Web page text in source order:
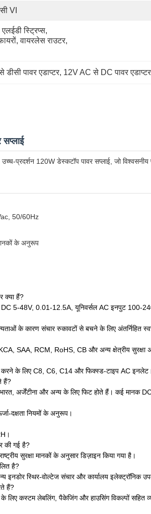
VI
स्ट्रिप्स,
वायरलेस राउटर,
पावर एडाप्टर, 12V AC से DC पावर एडाप्टर
प्रदर्शन 120W डेस्कटॉप पावर सप्लाई, जो विश्वसनीय
50/60Hz
के अनुरूप
क्या हैं?
DC 5-48V, 0.01-12.5A, यूनिवर्सल AC इनपुट 100-
के कारण संचार रुकावटों से बचने के लिए अंतर्निहित
SAA, RCM, RoHS, CB और अन्य क्षेत्रीय सुरक्षा
करने के लिए C8, C6, C14 और फिक्स्ड-टाइप AC
हैं?
अर्जेंटीना और अन्य के लिए फिट होते हैं। कई मानक
दक्षता नियमों के अनुरूप।
की गई है?
सुरक्षा मानकों के अनुसार डिज़ाइन किया गया है।
है?
स्थिर-वोल्टेज संचार और कार्यालय इलेक्ट्रॉनिक
हैं?
लिए कस्टम लेबलिंग, पैकेजिंग और हाउसिंग विकल्पों